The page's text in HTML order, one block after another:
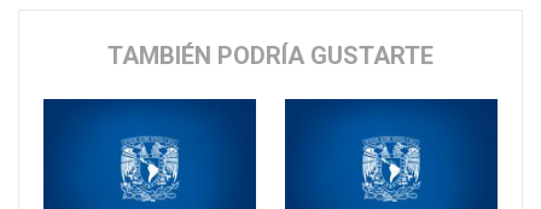
TAMBIÉN PODRÍA GUSTARTE